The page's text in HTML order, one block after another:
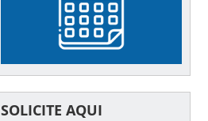
SOLICITE AQUI